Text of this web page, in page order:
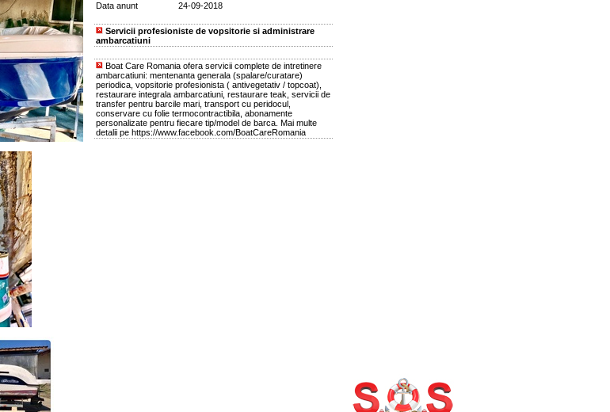
Data anunt 24-09-2018
Servicii profesioniste de vopsitorie si administrare
ambarcatiuni
Boat Care Romania ofera servicii complete de intretinere
ambarcatiuni: mentenanta generala (spalare/curatare)
periodica, vopsitorie profesionista ( antivegetativ / topcoat),
restaurare integrala ambarcatiuni, restaurare teak, servicii de
transfer pentru barcile mari, transport cu peridocul,
conservare cu folie termocontractibila, abonamente
personalizate pentru fiecare tip/model de barca. Mai multe
detalii pe https://www.facebook.com/BoatCareRomania